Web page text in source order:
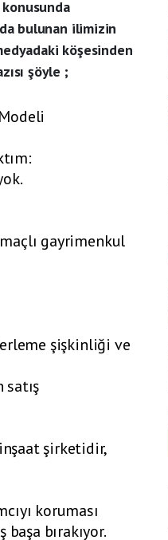
bulunan ilimizin
köşesinden
şöyle ;
gayrimenkul
şişkinliği ve
şirketidir,
koruması
bırakıyor.